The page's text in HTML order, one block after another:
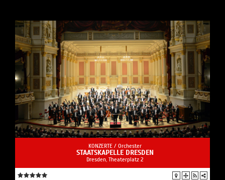
KONZERTE / Orchester
STAATSKAPELLE DRESDEN
Dresden, Theaterplatz 2